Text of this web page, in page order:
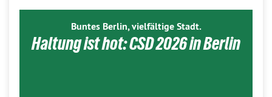
Buntes Berlin, vielfältige Stadt.
Haltung ist hot: CSD 2026 in Berlin